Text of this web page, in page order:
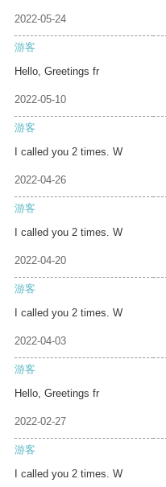
2022-05-24
游客
Hello, Greetings fr
2022-05-10
游客
I called you 2 times. W
2022-04-26
游客
I called you 2 times. W
2022-04-20
游客
I called you 2 times. W
2022-04-03
游客
Hello, Greetings fr
2022-02-27
游客
I called you 2 times. W